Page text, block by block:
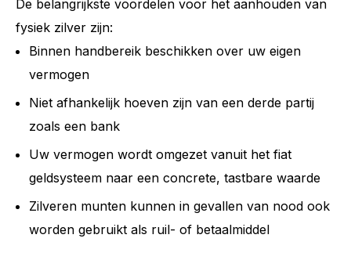
De belangrijkste voordelen voor het aanhouden van
fysiek zilver zijn:
Binnen handbereik beschikken over uw eigen
vermogen
Niet afhankelijk hoeven zijn van een derde partij
zoals een bank
Uw vermogen wordt omgezet vanuit het fiat
geldsysteem naar een concrete, tastbare waarde
Zilveren munten kunnen in gevallen van nood ook
worden gebruikt als ruil- of betaalmiddel